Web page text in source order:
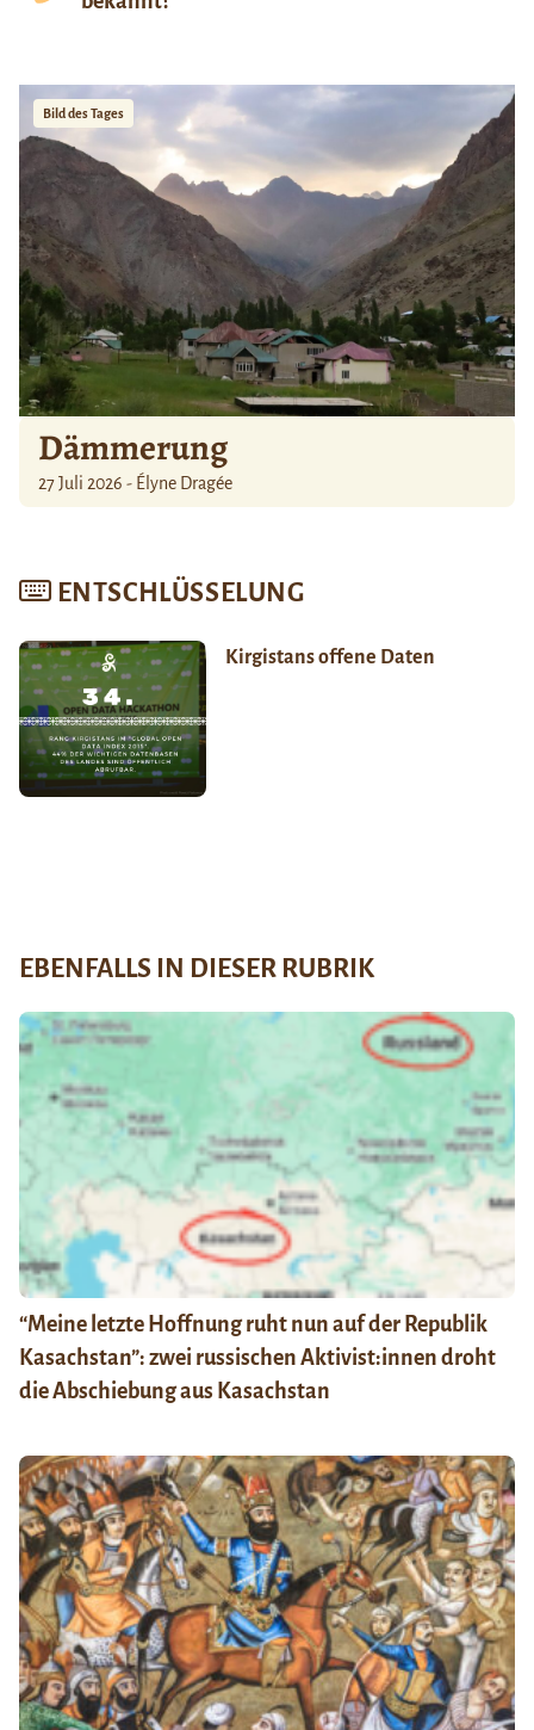
Bild des Tages
Dämmerung
27 Juli 2026 - Élyne Dragée
ENTSCHLÜSSELUNG
Kirgistans offene Daten
EBENFALLS IN DIESER RUBRIK
“Meine letzte Hoffnung ruht nun auf der Republik
Kasachstan”: zwei russischen Aktivist:innen droht
die Abschiebung aus Kasachstan